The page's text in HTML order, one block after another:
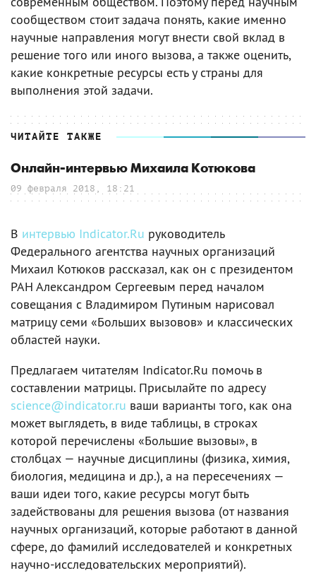
сообществом стоит задача понять, какие именно
научные направления могут внести свой вклад в
решение того или иного вызова, а также оценить,
какие конкретные ресурсы есть у страны для
выполнения этой задачи.
ЧИТАЙТЕ ТАКЖЕ
Онлайн-интервью Михаила Котюкова
09 февраля 2018, 18:21
В интервью Indicator.Ru руководитель
Федерального агентства научных организаций
Михаил Котюков рассказал, как он с президентом
РАН Александром Сергеевым перед началом
совещания с Владимиром Путиным нарисовал
матрицу семи «Больших вызовов» и классических
областей науки.
Предлагаем читателям Indicator.Ru помочь в
составлении матрицы. Присылайте по адресу
science@indicator.ru ваши варианты того, как она
может выглядеть, в виде таблицы, в строках
которой перечислены «Большие вызовы», в
столбцах — научные дисциплины (физика, химия,
биология, медицина и др.), а на пересечениях —
ваши идеи того, какие ресурсы могут быть
задействованы для решения вызова (от названия
научных организаций, которые работают в данной
сфере, до фамилий исследователей и конкретных
научно-исследовательских мероприятий).